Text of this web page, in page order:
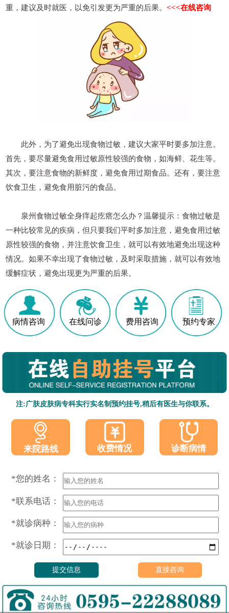
重，建议及时就医，以免引发更为严重的后果。<<<在线咨询
此外，为了避免出现食物过敏，建议大家平时要多加注意。
首先，要尽量避免食用过敏原性较强的食物，如海鲜、花生等。
其次，要注意食物的新鲜度，避免食用过期食品。还有，要注意
饮食卫生，避免食用脏污的食品。
泉州食物过敏全身痒起疙瘩怎么办？温馨提示：食物过敏是
一种比较常见的疾病，但只要我们平时多加注意，避免食用过敏
原性较强的食物，并注意饮食卫生，就可以有效地避免出现这种
情况。如果不幸出现了食物过敏，及时采取措施，就可以有效地
缓解症状，避免出现更为严重的后果。
病情咨询 在线问诊 费用咨询 预约专家
注:广肤皮肤病专科实行实名制预约挂号,稍后有医生与你联系。
来院路线 收费情况 诊断病情
*您的姓名：
*联系电话：
*就诊病种：
*就诊日期：